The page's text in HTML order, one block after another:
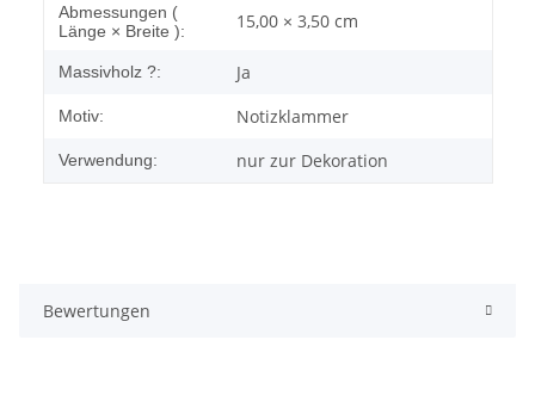
Abmessungen (
Länge × Breite ):
15,00 × 3,50 cm
Massivholz ?: Ja
Motiv: Notizklammer
Verwendung: nur zur Dekoration
Bewertungen